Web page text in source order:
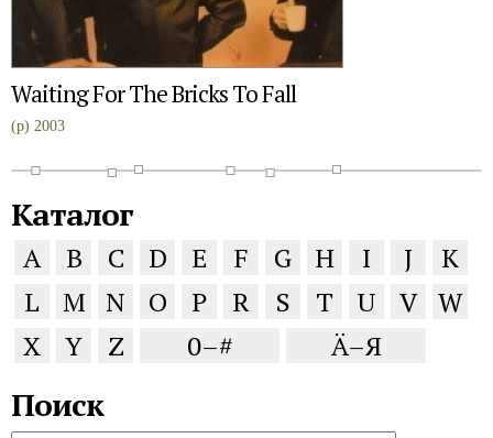
Waiting For The Bricks To Fall
(p) 2003
Каталог
A B C D E F G H I J
K
L
M N O P R S T U V W
X
Y Z 0–# Ä–Я
Поиск